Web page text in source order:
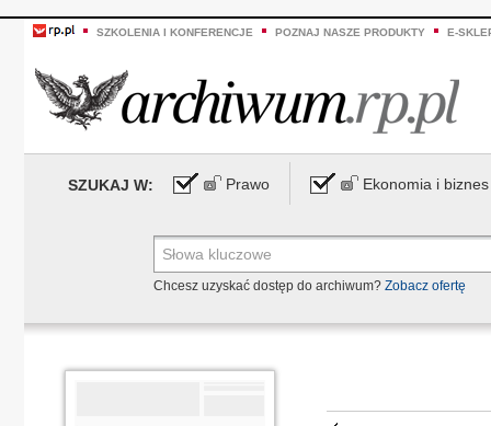
SZKOLENIA I KONFERENCJE POZNAJ NASZE PRODUKTY E-
SZUKAJ W: Prawo Ekonomia i biznes
Chcesz uzyskać dostęp do archiwum? Zobacz ofertę